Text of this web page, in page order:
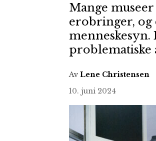
Mange
erobringer,
problematiske
Av Lene Christensen
10. juni 2024